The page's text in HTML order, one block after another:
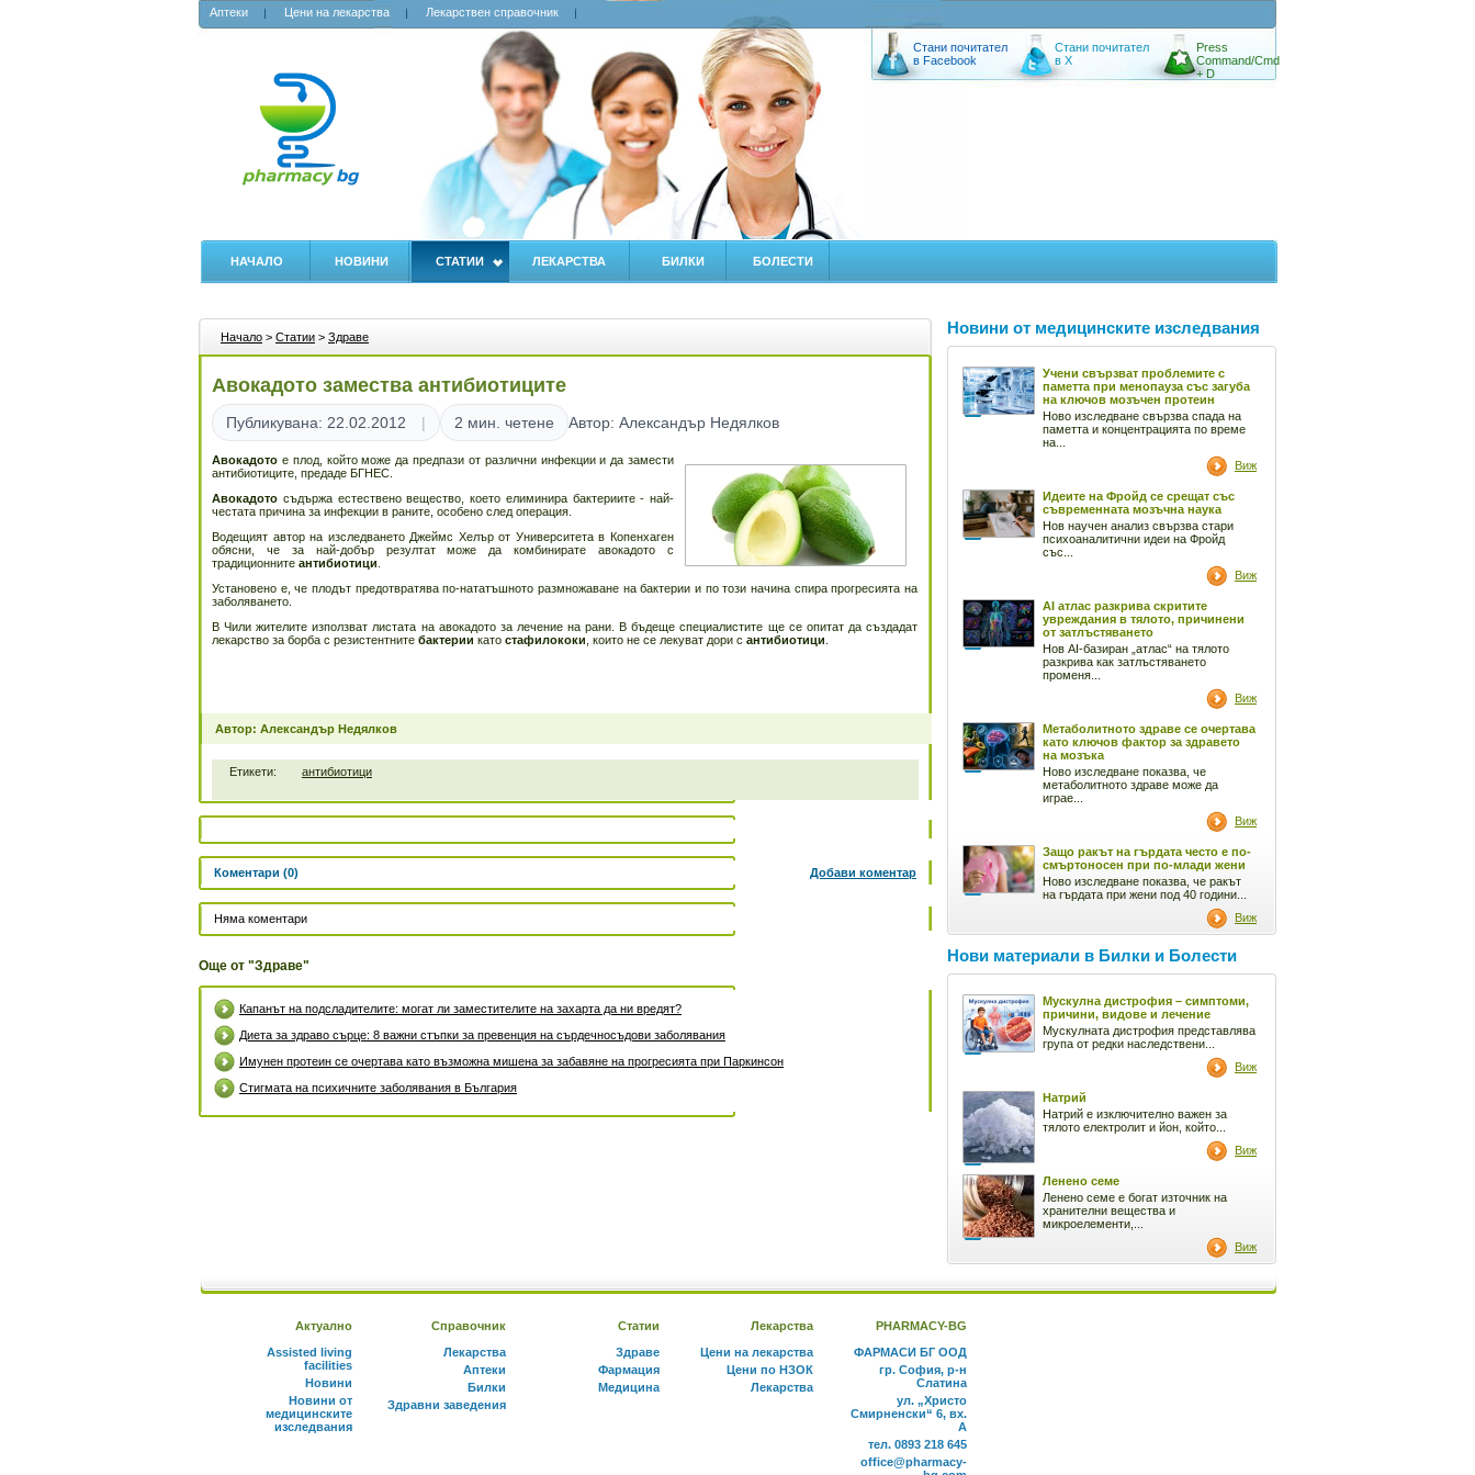
Аптеки Цени на лекарства Лекарствен справочник
Стани почитател
в Facebook
Стани почитател
в X
Press
Command/Cmd
+ D
НАЧАЛО НОВИНИ СТАТИИ ЛЕКАРСТВА БИЛКИ БОЛЕСТИ
Начало > Статии > Здраве
Авокадото замества антибиотиците
Публикувана: 22.02.2012 2 мин. четене Автор: Александър Недялков
Авокадото е плод, който може да предпази от различни инфекции и да замести
антибиотиците, предаде БГНЕС.
Авокадото съдържа естествено вещество, което елиминира бактериите - най-
честата причина за инфекции в раните, особено след операция.
Водещият автор на изследването Джеймс Хелър от Университета в Копенхаген
обясни, че за най-добър резултат може да комбинирате авокадото с
традиционните антибиотици
Установено е, че плодът предотвратява по-нататъшното размножаване на бактерии и по този начина спира прогресията на
заболяването.
В Чили жителите използват листата на авокадото за лечение на рани. В бъдеще специалистите ще се опитат да създадат
лекарство за борба с резистентните бактерии като стафилококи , които не се лекуват дори с антибиотици
Автор: Александър Недялков
Етикети: антибиотици
Коментари (0) Добави коментар
Няма коментари
Още от "Здраве"
Капанът на подсладителите: могат ли заместителите на захарта да ни вредят?
Диета за здраво сърце: 8 важни стъпки за превенция на сърдечносъдови заболявания
Имунен протеин се очертава като възможна мишена за забавяне на прогресията при Паркинсон
Стигмата на психичните заболявания в България
Новини от медицинските изследвания
Учени свързват проблемите с
паметта при менопауза със загуба
на ключов мозъчен протеин
Ново изследване свързва спада на
паметта и концентрацията по време
на...
Виж
Идеите на Фройд се срещат със
съвременната мозъчна наука
Нов научен анализ свързва стари
психоаналитични идеи на Фройд
със...
Виж
AI атлас разкрива скритите
увреждания в тялото, причинени
от затлъстяването
Нов AI-базиран „атлас“ на тялото
разкрива как затлъстяването
променя...
Виж
Метаболитното здраве се очертава
като ключов фактор за здравето
на мозъка
Ново изследване показва, че
метаболитното здраве може да
играе...
Виж
Защо ракът на гърдата често е по-
смъртоносен при по-млади жени
Ново изследване показва, че ракът
на гърдата при жени под 40 години...
Виж
Нови материали в Билки и Болести
Мускулна дистрофия – симптоми,
причини, видове и лечение
Мускулната дистрофия представлява
група от редки наследствени...
Виж
Натрий
Натрий е изключително важен за
тялото електролит и йон, който...
Виж
Ленено семе
Ленено семе е богат източник на
хранителни вещества и
микроелементи,...
Виж
Актуално
Assisted living
facilities
Новини
Новини от
медицинските
изследвания
Справочник
Лекарства
Аптеки
Билки
Здравни заведения
Статии
Здраве
Фармация
Медицина
Лекарства
Цени на лекарства
Цени по НЗОК
Лекарства
PHARMACY-BG
ФАРМАСИ БГ ООД
гр. София, р-н
Слатина
ул. „Христо
Смирненски“ 6, вх.
А
тел. 0893 218 645
office@pharmacy-